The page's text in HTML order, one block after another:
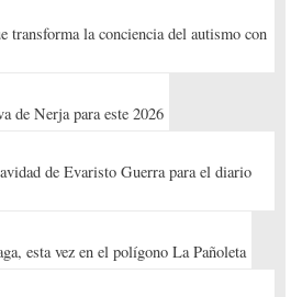
transforma la conciencia del autismo con
de Nerja para este 2026
de Evaristo Guerra para el diario
esta vez en el polígono La Pañoleta